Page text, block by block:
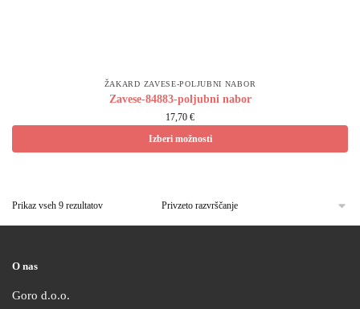
ŽAKARD ZAVESE-POLJUBNI NABOR
Zavese-84883-poljubni nabor
17,70 €
Izberi možnosti
Prikaz vseh 9 rezultatov
O nas
Goro d.o.o.